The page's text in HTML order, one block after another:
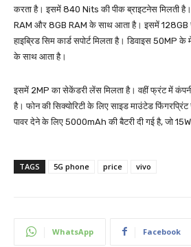
करता है। इसमें 840 Nits की पीक ब्राइटनेस मिलती
RAM और 8GB RAM के साथ आता है। इसमें 128GB
हाइब्रिड सिम कार्ड सपोर्ट मिलता है। डिवाइस
के साथ आता है।
इसमें 2MP का सेकेंडरी लेंस मिलता है। वहीं फ्रंट में
है। फोन की सिक्योरिटी के लिए साइड माउंटेड
पावर देने के लिए 5000mAh की बैटरी दी गई है, जो 15W
TAGS 5G phone price vivo
WhatsApp Facebook